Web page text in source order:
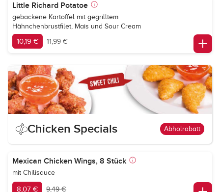
Little Richard Potatoe
gebackene Kartoffel mit gegrilltem
Hähnchenbrustfilet, Mais und Sour Cream
10,19 € 11,99 €
Chicken Specials Abholrabatt
Mexican Chicken Wings, 8 Stück
mit Chilisauce
8,07 € 9,49 €